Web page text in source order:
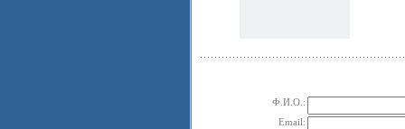
Ф.И.О.:
Email: